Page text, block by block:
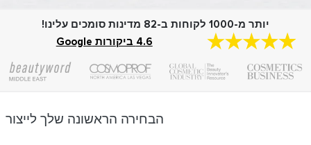
יותר מ-1000 לקוחות ב-82 מדינות סומכים עלינו!
4.6 ביקורות Google
הבחירה הראשונה שלך לייצור